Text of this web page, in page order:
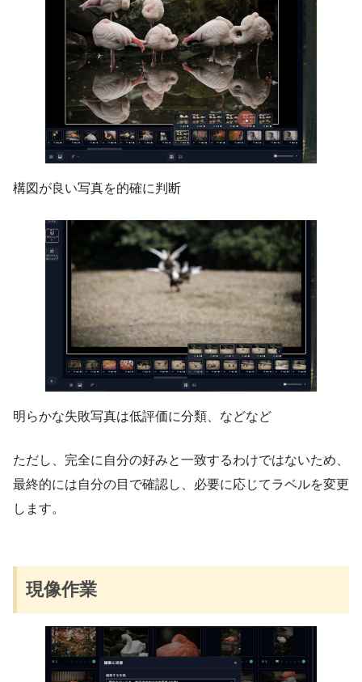
構図が良い写真を的確に判断
明らかな失敗写真は低評価に分類、などなど
ただし、完全に自分の好みと一致するわけではないため、
最終的には自分の目で確認し、必要に応じてラベルを変更
します。
現像作業